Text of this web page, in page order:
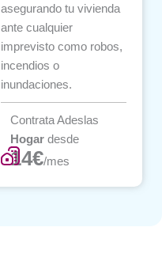
asegurando tu vivienda
ante cualquier
imprevisto como robos,
incendios o
inundaciones.
Contrata Adeslas
Hogardesde
14€/mes